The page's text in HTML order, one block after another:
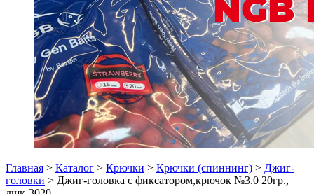
Главная > Каталог > Крючки > Крючки (спиннинг) > Джиг-
головки > Джиг-головка с фиксатором,крючок №3.0 20гр.,